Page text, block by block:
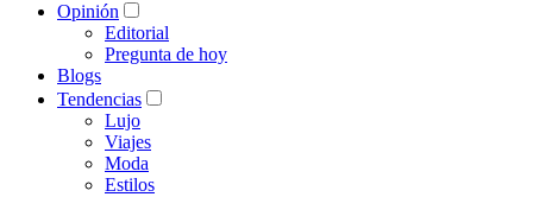
Opinión
Editorial
Pregunta de hoy
Blogs
Tendencias
Lujo
Viajes
Moda
Estilos